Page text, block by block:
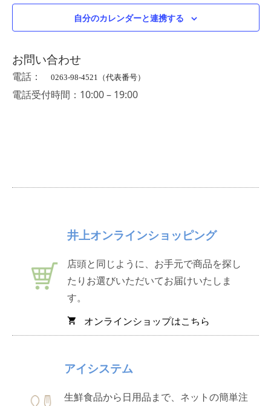
自分のカレンダーと連携する
お問い合わせ
電話： 0263-98-4521（代表番号）
電話受付時間：10:00 – 19:00
井上オンラインショッピング
店頭と同じように、お手元で商品を探し
たりお選びいただいてお届けいたしま
す。
shopping_cart オンラインショップはこちら
アイシステム
生鮮食品から日用品まで、ネットの簡単注